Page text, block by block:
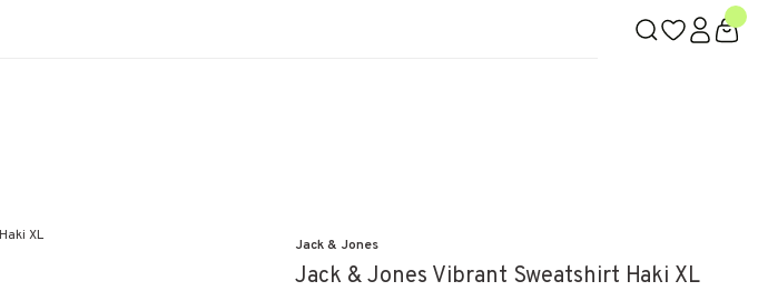
Jack & Jones
Jack & Jones Vibrant Sweatshirt Haki XL